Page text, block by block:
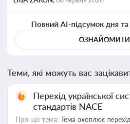
Повний AI-підсумок дня
Теми, які можуть вас
Перехід української
стандартів NACE
Про що тема: Тема охоплює